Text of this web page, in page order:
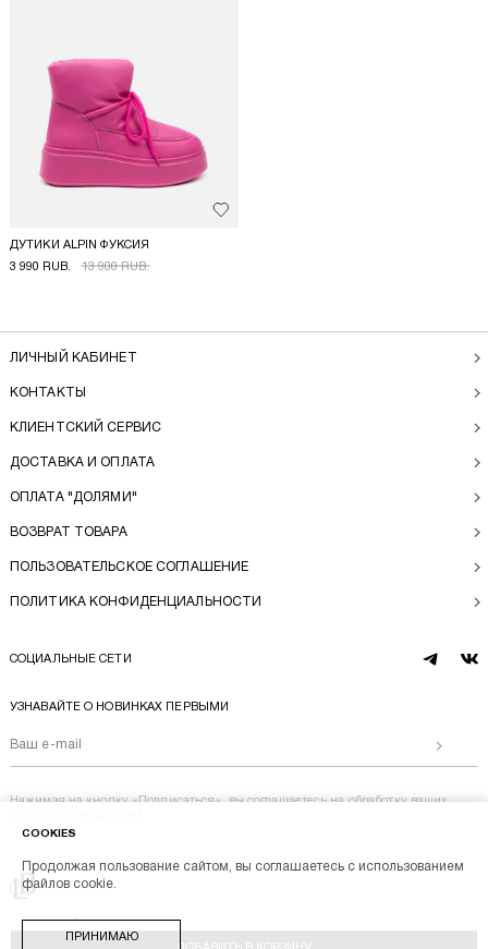
Добавить в избранное
ДУТИКИ ALPIN ФУКСИЯ
3 990 RUB.
13 900 RUB.
Перейти на главную
BL BRAND © 2014-2026
ЛИЧНЫЙ КАБИНЕТ
КОНТАКТЫ
КЛИЕНТСКИЙ СЕРВИС
ДОСТАВКА И ОПЛАТА
ОПЛАТА "ДОЛЯМИ"
ВОЗВРАТ ТОВАРА
ПОЛЬЗОВАТЕЛЬСКОЕ СОГЛАШЕНИЕ
ПОЛИТИКА КОНФИДЕНЦИАЛЬНОСТИ
СОЦИАЛЬНЫЕ СЕТИ
telegram
vk
УЗНАВАЙТЕ О НОВИНКАХ ПЕРВЫМИ
Нажимая на кнопку «Подписаться», вы соглашаетесь на обработку ваших
COOKIES
Продолжая пользование сайтом, вы соглашаетесь с использованием
файлов cookie.
ПРИНИМАЮ